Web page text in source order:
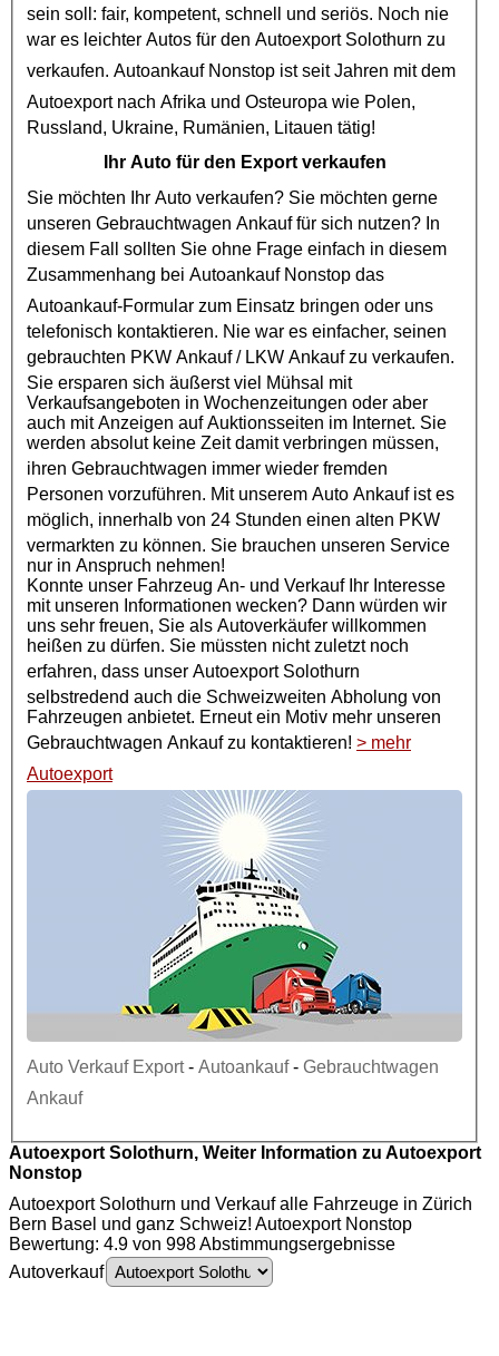
sein soll: fair, kompetent, schnell und seriös. Noch nie
war es leichter Autos für den AutoexportSolothurn zu
verkaufen. AutoankaufNonstop ist seit Jahren mit dem
Autoexportnach Afrika und Osteuropa wie Polen,
Russland, Ukraine, Rumänien, Litauen tätig!
Ihr Auto für den Export verkaufen
Sie möchten Ihr Auto verkaufen? Sie möchten gerne
unseren Gebrauchtwagen Ankauffür sich nutzen? In
diesem Fall sollten Sie ohne Frage einfach in diesem
Zusammenhang bei AutoankaufNonstop das
Autoankauf-Formular zum Einsatz bringen oder uns
telefonisch kontaktieren. Nie war es einfacher, seinen
gebrauchten PKW Ankauf/ LKW Ankaufzu verkaufen.
Sie ersparen sich äußerst viel Mühsal mit
Verkaufsangeboten in Wochenzeitungen oder aber
auch mit Anzeigen auf Auktionsseiten im Internet. Sie
werden absolut keine Zeit damit verbringen müssen,
ihren Gebrauchtwagen immer wieder fremden
Personen vorzuführen. Mit unserem Auto Ankauf ist es
möglich, innerhalb von 24 Stunden einen alten PKW
vermarkten zu können. Sie brauchen unseren Service
nur in Anspruch nehmen!
Konnte unser Fahrzeug An- und Verkauf Ihr Interesse
mit unseren Informationen wecken? Dann würden wir
uns sehr freuen, Sie als Autoverkäufer willkommen
heißen zu dürfen. Sie müssten nicht zuletzt noch
erfahren, dass unser AutoexportSolothurn
selbstredend auch die Schweizweiten Abholung von
Fahrzeugen anbietet. Erneut ein Motiv mehr unseren
Gebrauchtwagen Ankaufzu kontaktieren! > mehr
Autoexport
Auto Verkauf Export- Autoankauf- Gebrauchtwagen
Ankauf
Autoexport Solothurn, Weiter Information zu Autoexport
Nonstop
Autoexport Solothurn und Verkauf alle Fahrzeuge in Zürich
Bern Basel und ganz Schweiz! Autoexport Nonstop
Bewertung: 4.9 von 998 Abstimmungsergebnisse
Autoverkauf